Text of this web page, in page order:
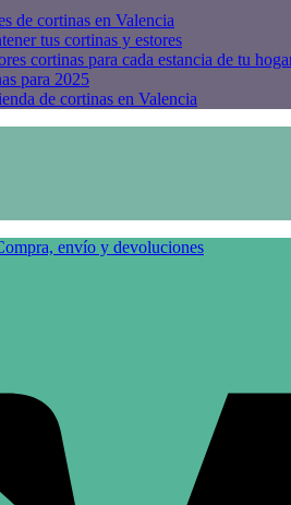
de cortinas en Valencia
tus cortinas y estores
cortinas para cada estancia de tu
para 2025
de cortinas en Valencia
envío y devoluciones